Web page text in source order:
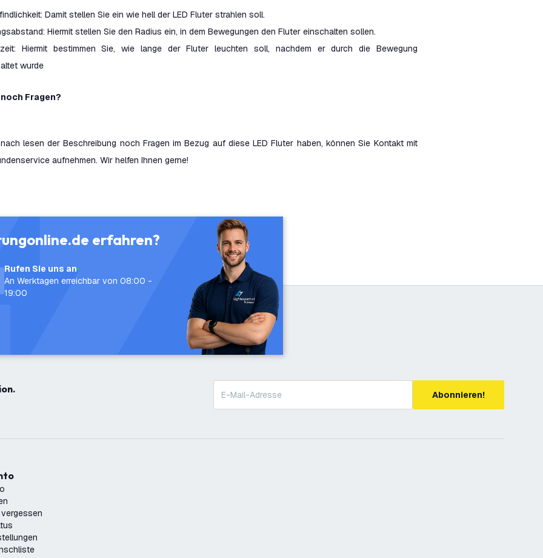
Damit stellen Sie ein wie hell der LED Fluter strahlen soll.
Hiermit stellen Sie den Radius ein, in dem Bewegungen den Fluter einschalten sollen.
Hiermit bestimmen Sie, wie lange der Fluter leuchten soll, nachdem er durch die Bewegung
wurde
Fragen?
lesen der Beschreibung noch Fragen im Bezug auf diese LED Fluter haben, können Sie Kontakt mit
aufnehmen. Wir helfen Ihnen gerne!
erfahren?
Rufen Sie uns an
An Werktagen erreichbar von 08:00 -
19:00
Abonnieren!